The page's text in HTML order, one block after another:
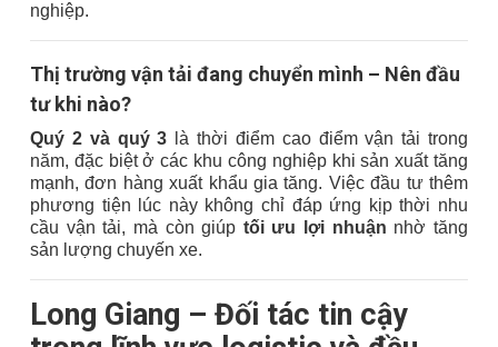
nghiệp.
Thị trường vận tải đang chuyển mình – Nên đầu
tư khi nào?
Quý 2 và quý 3 là thời điểm cao điểm vận tải trong
năm, đặc biệt ở các khu công nghiệp khi sản xuất tăng
mạnh, đơn hàng xuất khẩu gia tăng. Việc đầu tư thêm
phương tiện lúc này không chỉ đáp ứng kịp thời nhu
cầu vận tải, mà còn giúp tối ưu lợi nhuận nhờ tăng
sản lượng chuyến xe.
Long Giang – Đối tác tin cậy